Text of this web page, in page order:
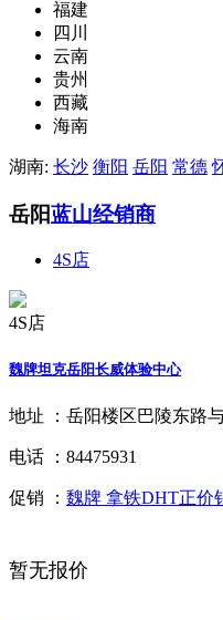
福建
四川
云南
贵州
西藏
海南
湖南: 长沙 衡阳 岳阳 常德
岳阳蓝山经销商
4S店
4S店
魏牌坦克岳阳长威体验中心
地址 ： 岳阳楼区巴陵东路
电话 ： 84475931
促销 ： 魏牌 拿铁DHT正价
暂无报价